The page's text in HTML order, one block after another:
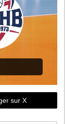
sur X